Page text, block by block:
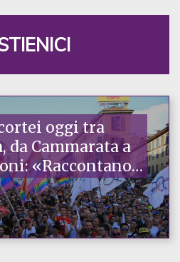
oggi tra
da Cammarata a
«Raccontano